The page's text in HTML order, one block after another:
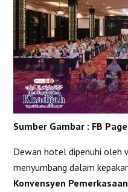
Sumber Gambar : FB
Dewan hotel dipenuhi oleh
menyumbang dalam
Konvensyen